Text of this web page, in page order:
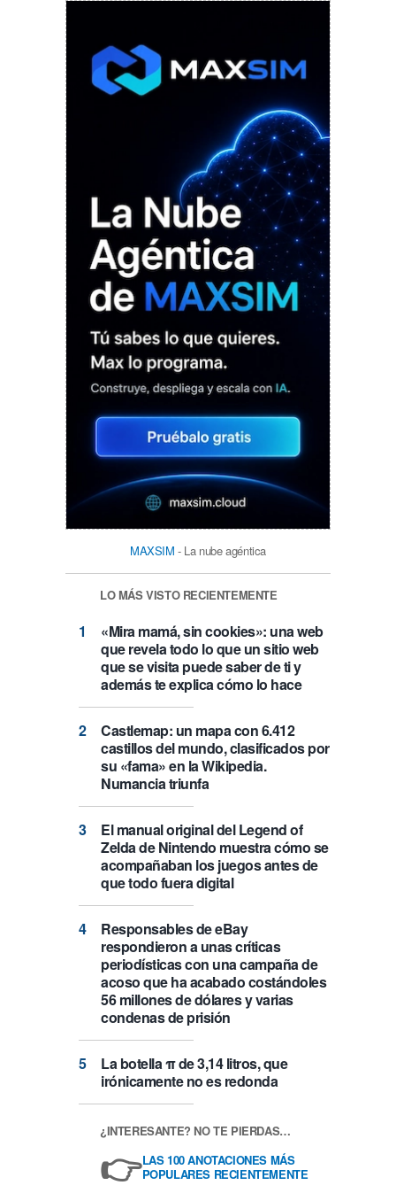
MAXSIM - La nube agéntica
LO MÁS VISTO RECIENTEMENTE
«Mira mamá, sin cookies»: una web
que revela todo lo que un sitio web
que se visita puede saber de ti y
además te explica cómo lo hace
Castlemap: un mapa con 6.412
castillos del mundo, clasificados por
su «fama» en la Wikipedia.
Numancia triunfa
El manual original del Legend of
Zelda de Nintendo muestra cómo se
acompañaban los juegos antes de
que todo fuera digital
Responsables de eBay
respondieron a unas críticas
periodísticas con una campaña de
acoso que ha acabado costándoles
56 millones de dólares y varias
condenas de prisión
La botella π de 3,14 litros, que
irónicamente no es redonda
¿INTERESANTE? NO TE PIERDAS…
👉LAS 100 ANOTACIONES MÁS
POPULARES RECIENTEMENTE